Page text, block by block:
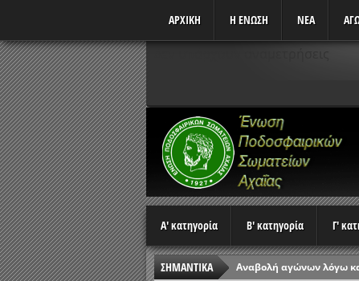
ΑΡΧΙΚΗ Η ΕΝΩΣΗ ΝΕΑ
Α' κατηγορία Β' κατηγορία Γ'
ΣΗΜΑΝΤΙΚΑ
Αναβολή αγώνων λόγω